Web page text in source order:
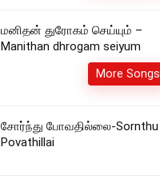
மனிதன் துரோகம் செய்யும் –
Manithan dhrogam seiyum
More Songs
சோர்ந்து போவதில்லை-Sornthu
Povathillai